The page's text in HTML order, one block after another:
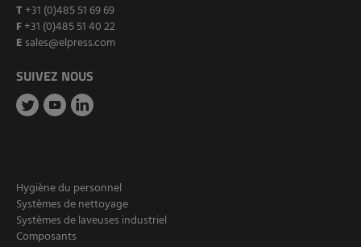
T +31 (0)485 51 69 69
F+31 (0)485 51 40 22
E sales@elpress.com
SUIVEZ NOUS
Hygiène du personnel
Systèmes de nettoyage
Systèmes de laveuses industriel
Composants